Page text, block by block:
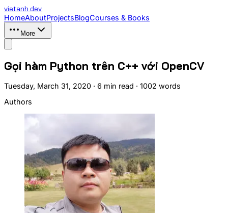
vietanh.dev
HomeAboutProjectsBlogCourses & Books
More
Gọi hàm Python trên C++ với OpenCV
Tuesday, March 31, 2020 · 6 min read · 1002 words
Authors